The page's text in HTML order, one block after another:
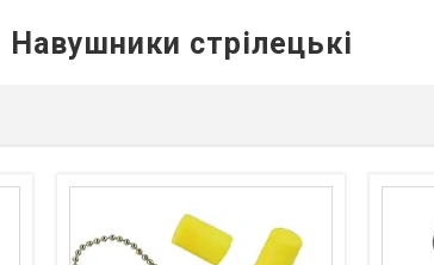
Навушники стрілецькі